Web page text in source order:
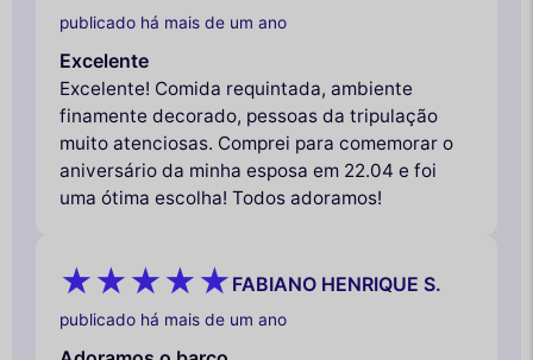
publicado há mais de um ano
Excelente
Excelente! Comida requintada, ambiente
finamente decorado, pessoas da tripulação
muito atenciosas. Comprei para comemorar o
aniversário da minha esposa em 22.04 e foi
uma ótima escolha! Todos adoramos!
FABIANO HENRIQUE S.
publicado há mais de um ano